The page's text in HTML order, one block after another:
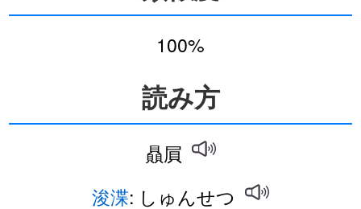
100%
読み方
贔屓
浚渫: しゅんせつ